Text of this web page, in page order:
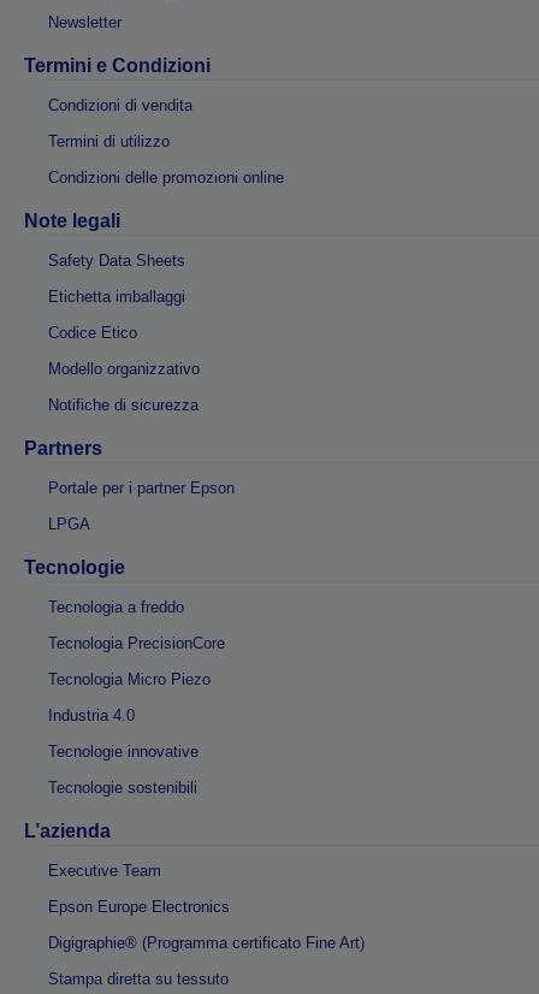
Newsletter
Termini e Condizioni
Condizioni di vendita
Termini di utilizzo
Condizioni delle promozioni online
Note legali
Safety Data Sheets
Etichetta imballaggi
Codice Etico
Modello organizzativo
Notifiche di sicurezza
Partners
Portale per i partner Epson
LPGA
Tecnologie
Tecnologia a freddo
Tecnologia PrecisionCore
Tecnologia Micro Piezo
Industria 4.0
Tecnologie innovative
Tecnologie sostenibili
L’azienda
Executive Team
Epson Europe Electronics
Digigraphie® (Programma certificato Fine Art)
Stampa diretta su tessuto